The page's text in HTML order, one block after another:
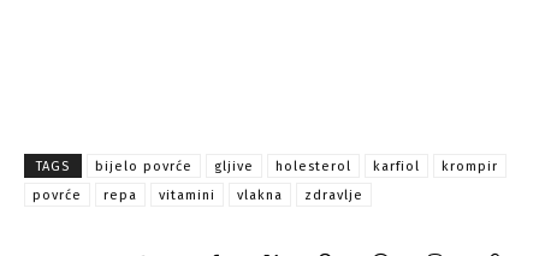
TAGS bijelo povrće gljive holesterol karfiol
krompir
povrće
repa vitamini vlakna zdravlje